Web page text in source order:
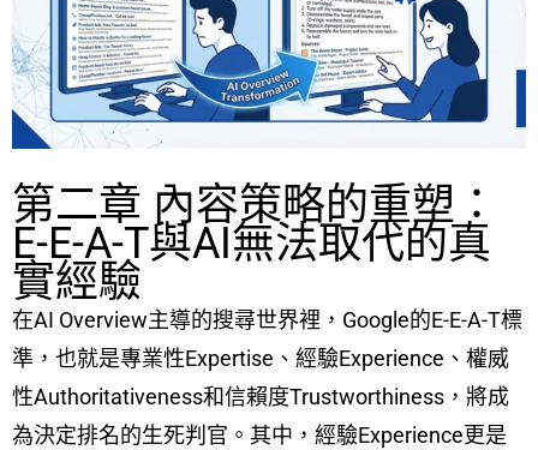
第二章 內容策略的重塑：
E-E-A-T與AI無法取代的真
實經驗
在AI Overview主導的搜尋世界裡，Google的E-E-A-T標
準，也就是專業性Expertise、經驗Experience、權威
性Authoritativeness和信賴度Trustworthiness，將成
為決定排名的生死判官。其中，經驗Experience更是